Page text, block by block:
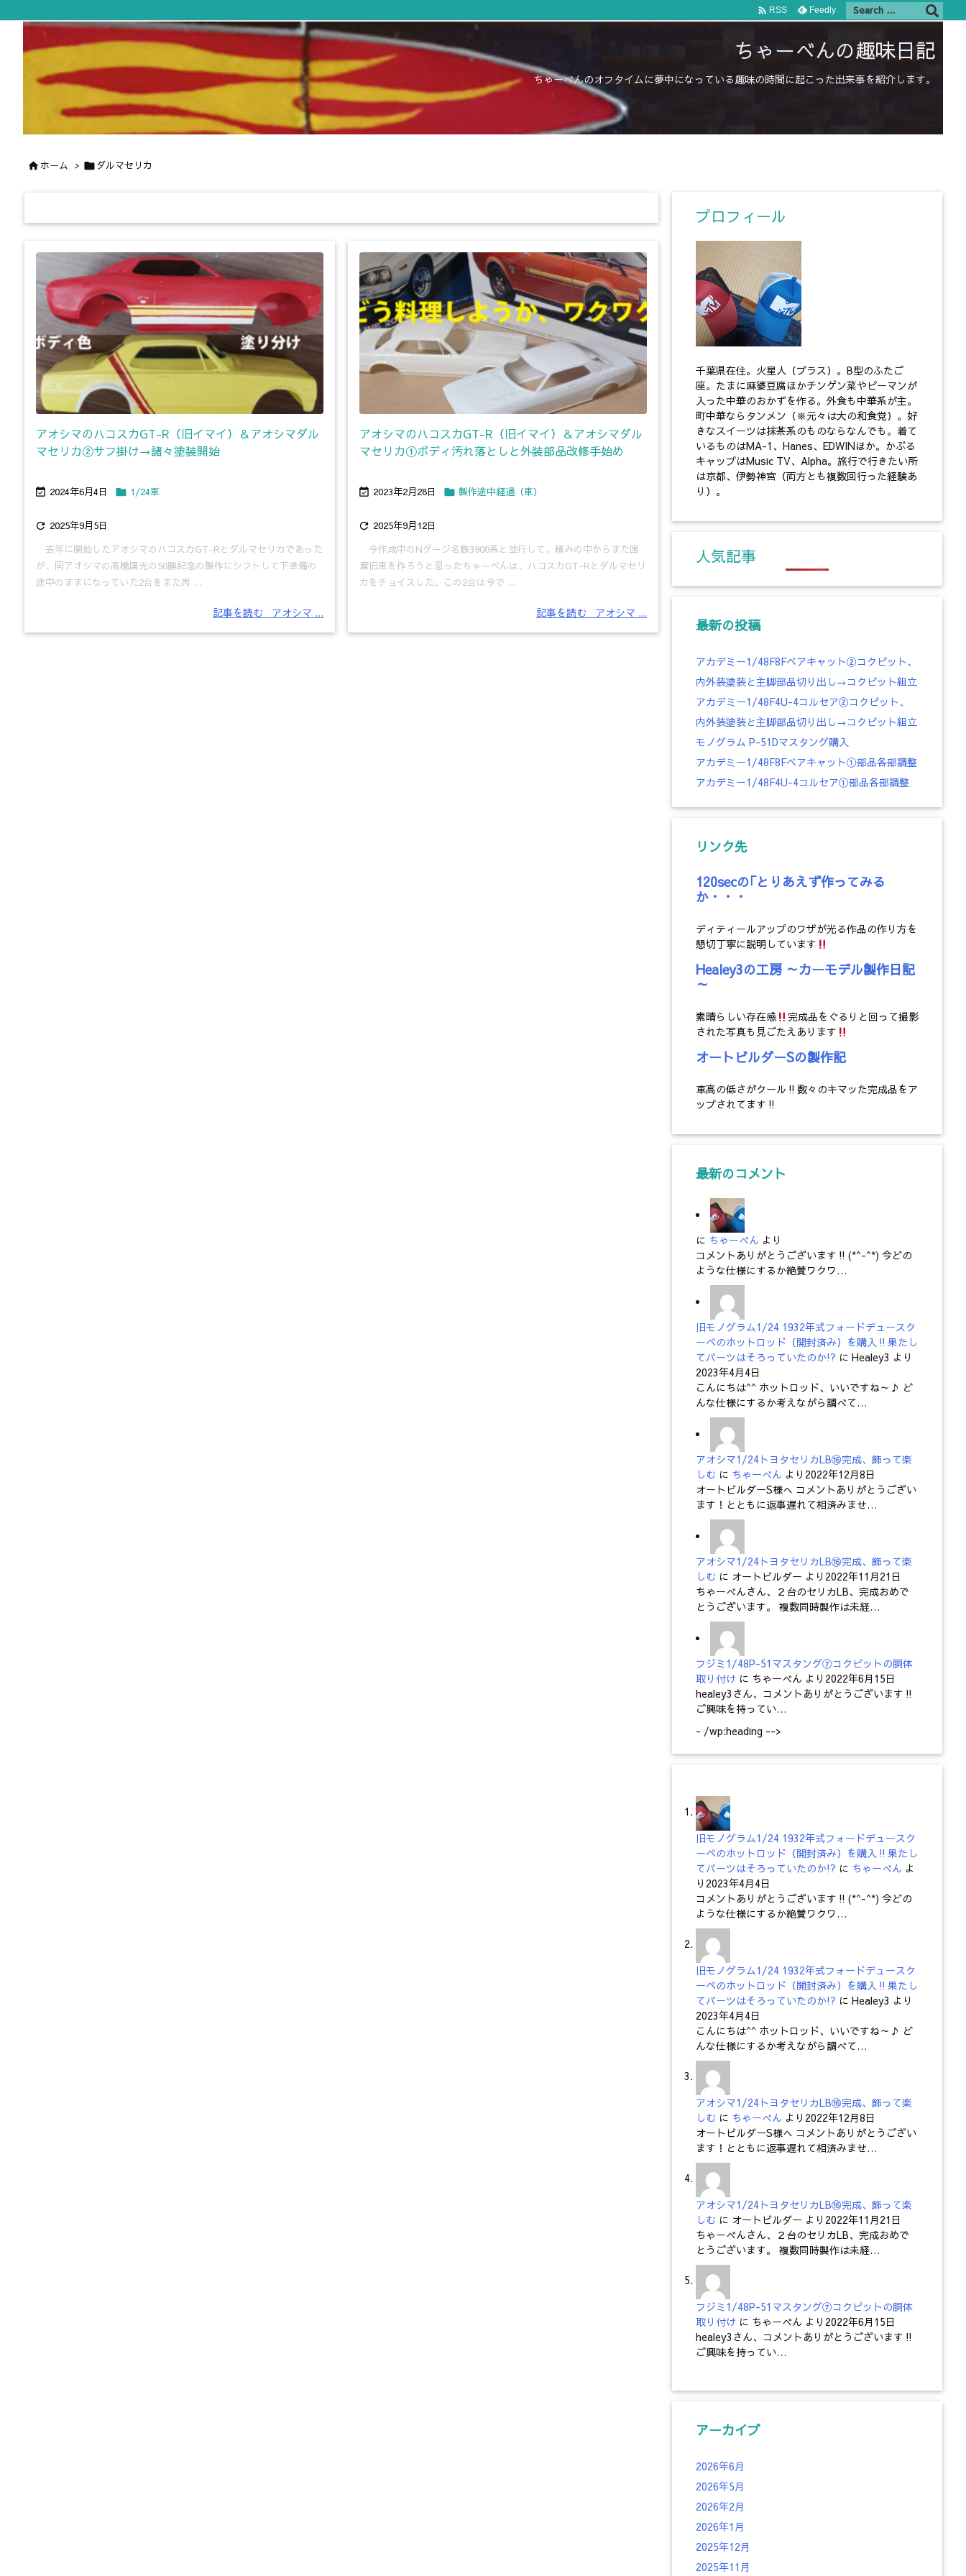
 RSS Feedly
ちゃーべんの趣味日記
ちゃーべんのオフタイムに夢中になっている趣味の時間に起こった出来事を紹介します。
ホーム > ダルマセリカ
アオシマのハコスカGT-R（旧イマイ）＆アオシマダル
マセリカ②サフ掛け→諸々塗装開始
 2024年6月4日  1/24車
 2025年9月5日
去年に開始したアオシマのハコスカGT-Rとダルマセリカであった
が、同アオシマの高橋国光の50勝記念の製作にシフトして下準備の
途中のままになっていた2台をまた再 ...
記事を読む アオシマ ...
アオシマのハコスカGT-R（旧イマイ）＆アオシマダル
マセリカ①ボディ汚れ落としと外装部品改修手始め
 2023年2月28日  製作途中経過（車）
 2025年9月12日
今作成中のNゲージ名鉄3900系と並行して、積みの中からまた国
産旧車を作ろうと思ったちゃーべんは、ハコスカGT-Rとダルマセリ
カをチョイスした。この2台は今で ...
記事を読む アオシマ ...
プロフィール
千葉県在住。火星人（プラス）。B型のふたご
座。たまに麻婆豆腐ほかチンゲン菜やピーマンが
入った中華のおかずを作る。外食も中華系が主。
町中華ならタンメン（※元々は大の和食党）。好
きなスイーツは抹茶系のものならなんでも。着て
いるものはMA-1、Hanes、EDWINほか。かぶる
キャップはMusic TV、Alpha。旅行で行きたい所
は京都、伊勢神宮（両方とも複数回行った経験あ
り）。
人気記事
最新の投稿
アカデミー1/48F8Fベアキャット②コクピット、
内外装塗装と主脚部品切り出し→コクピット組立
アカデミー1/48F4U-4コルセア②コクピット、
内外装塗装と主脚部品切り出し→コクピット組立
モノグラム P-51Dマスタング購入
アカデミー1/48F8Fベアキャット①部品各部調整
アカデミー1/48F4U-4コルセア①部品各部調整
リンク先
120secの｢とりあえず作ってみる
か・・・
ディティールアップのワザが光る作品の作り方を
懇切丁寧に説明しています
Healey3の工房 ～カーモデル製作日記
～
素晴らしい存在感
完成品をぐるりと回って撮影
された写真も見ごたえあります
オートビルダーSの製作記
車高の低さがクール‼数々のキマッた完成品をア
ップされてます‼
最新のコメント
に ちゃーべん より
コメントありがとうございます‼(*^-^*) 今どの
ような仕様にするか絶賛ワクワ…
旧モノグラム1/24 1932年式フォードデュースク
ーペのホットロッド（開封済み）を購入‼果たし
てパーツはそろっていたのか!? に Healey3 より
2023年4月4日
こんにちは^^ ホットロッド、いいですね～♪ ど
んな仕様にするか考えながら調べて…
アオシマ1/24トヨタセリカLB⑯完成、飾って楽
しむ に ちゃーべん より 2022年12月8日
オートビルダーS様へ コメントありがとうござい
ます！とともに返事遅れて相済みませ…
アオシマ1/24トヨタセリカLB⑯完成、飾って楽
しむ に オートビルダー より 2022年11月21日
ちゃーべんさん、２台のセリカLB、完成おめで
とうございます。 複数同時製作は未経…
フジミ1/48P-51マスタング⑦コクピットの胴体
取り付け に ちゃーべん より 2022年6月15日
healey3さん、コメントありがとうございます‼
ご興味を持ってい…
- /wp:heading -->
旧モノグラム1/24 1932年式フォードデュースク
ーペのホットロッド（開封済み）を購入‼果たし
てパーツはそろっていたのか!? に ちゃーべん よ
り 2023年4月4日
コメントありがとうございます‼(*^-^*) 今どの
ような仕様にするか絶賛ワクワ…
旧モノグラム1/24 1932年式フォードデュースク
ーペのホットロッド（開封済み）を購入‼果たし
てパーツはそろっていたのか!? に Healey3 より
2023年4月4日
こんにちは^^ ホットロッド、いいですね～♪ ど
んな仕様にするか考えながら調べて…
アオシマ1/24トヨタセリカLB⑯完成、飾って楽
しむ に ちゃーべん より 2022年12月8日
オートビルダーS様へ コメントありがとうござい
ます！とともに返事遅れて相済みませ…
アオシマ1/24トヨタセリカLB⑯完成、飾って楽
しむ に オートビルダー より 2022年11月21日
ちゃーべんさん、２台のセリカLB、完成おめで
とうございます。 複数同時製作は未経…
フジミ1/48P-51マスタング⑦コクピットの胴体
取り付け に ちゃーべん より 2022年6月15日
healey3さん、コメントありがとうございます‼
ご興味を持ってい…
アーカイブ
2026年6月
2026年5月
2026年2月
2026年1月
2025年12月
2025年11月